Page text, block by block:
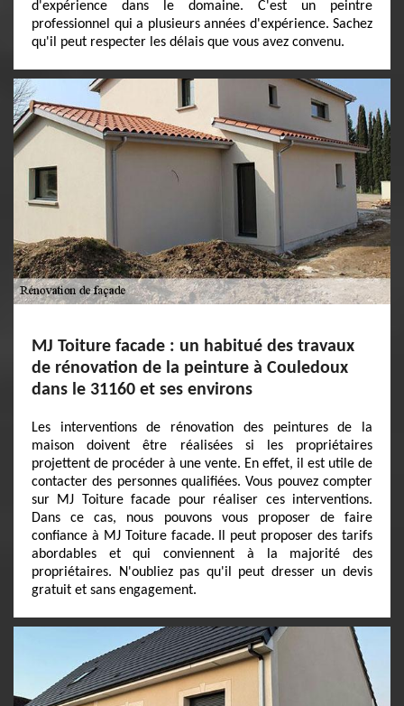
d'expérience dans le domaine. C'est un peintre
professionnel qui a plusieurs années d'expérience. Sachez
qu'il peut respecter les délais que vous avez convenu.
MJ Toiture facade : un habitué des travaux
de rénovation de la peinture à Couledoux
dans le 31160 et ses environs
Les interventions de rénovation des peintures de la
maison doivent être réalisées si les propriétaires
projettent de procéder à une vente. En effet, il est utile de
contacter des personnes qualifiées. Vous pouvez compter
sur MJ Toiture facade pour réaliser ces interventions.
Dans ce cas, nous pouvons vous proposer de faire
confiance à MJ Toiture facade. Il peut proposer des tarifs
abordables et qui conviennent à la majorité des
propriétaires. N'oubliez pas qu'il peut dresser un devis
gratuit et sans engagement.